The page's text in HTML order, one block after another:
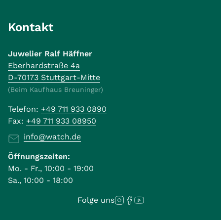
Kontakt
Juwelier Ralf Häffner
Eberhardstraße 4a
D-70173 Stuttgart-Mitte
(Beim Kaufhaus Breuninger)
Telefon: +49 711 933 0890
Fax: +49 711 933 08950
info@watch.de
Öffnungszeiten:
Mo. - Fr., 10:00 - 19:00
Sa., 10:00 - 18:00
Folge uns